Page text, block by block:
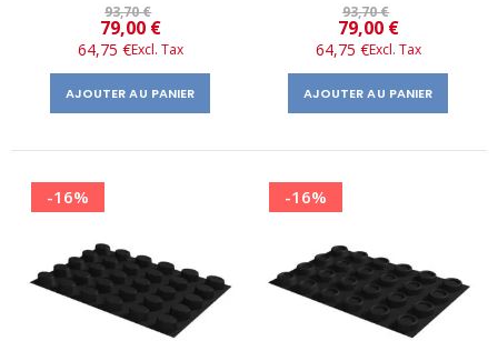
93,70 €
Prix
​​
spécial
79,00 €
64,75 €
AJOUTER AU PANIER
93,70 €
Prix
​​
spécial
79,00 €
64,75 €
AJOUTER AU PANIER
-16% -16%